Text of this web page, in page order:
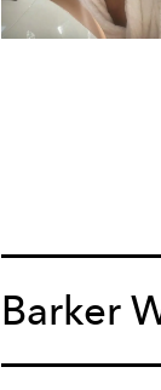
Barker